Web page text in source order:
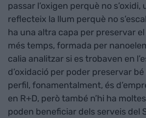
passar l’oxigen perquè no s’oxidi,
reflecteix la llum perquè no
ha una altra capa per preservar
més temps, formada per
calia analitzar si es trobaven en
d’oxidació per poder preservar bé
perfil, fonamentalment, és
en R+D, però també n’hi ha
poden beneficiar dels serveis del